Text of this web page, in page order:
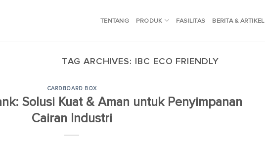
TENTANG PRODUK FASILITAS BERITA & ARTIKEL
TAG ARCHIVES: IBC ECO FRIENDLY
CARDBOARD BOX
Solusi Kuat & Aman untuk Penyimpanan
Cairan Industri